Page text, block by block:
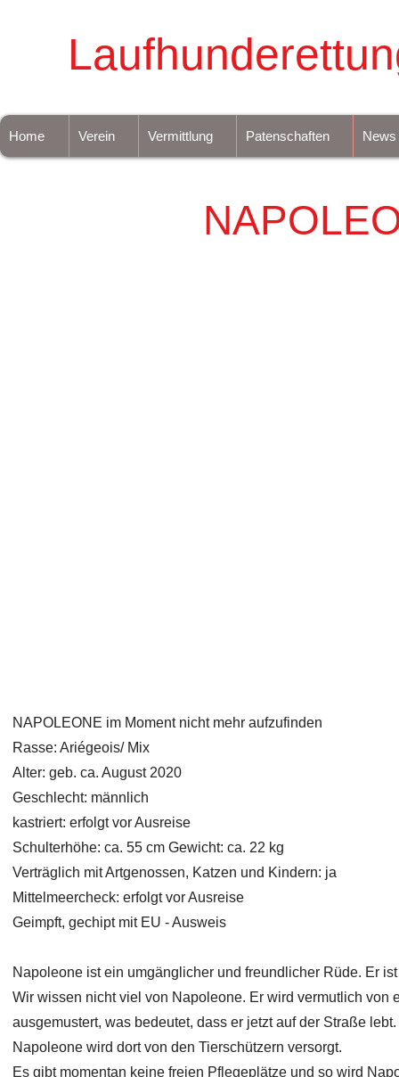
Home Verein Vermittlung Patenschaften News
NAPOLEONE im Moment nicht mehr aufzufinden
Rasse: Ariégeois/ Mix
Alter: geb. ca. August 2020
Geschlecht: männlich
kastriert: erfolgt vor Ausreise
Schulterhöhe: ca. 55 cm Gewicht: ca. 22 kg
Verträglich mit Artgenossen, Katzen und Kindern: ja
Mittelmeercheck: erfolgt vor Ausreise
Geimpft, gechipt mit EU - Ausweis
Napoleone ist ein umgänglicher und freundlicher Rüde. Er
Wir wissen nicht viel von Napoleone. Er wird vermutlich von
ausgemustert, was bedeutet, dass er jetzt auf der Straße lebt.
Napoleone wird dort von den Tierschützern versorgt.
Es gibt momentan keine freien Pflegeplätze und so wird